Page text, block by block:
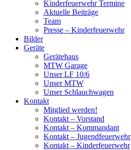
Kinderfeuerwehr Termine
Aktuelle Beiträge
Team
Presse – Kinderfeuerwehr
Bilder
Geräte
Gerätehaus
MTW Garage
Unser LF 10/6
Unser MTW
Unser Schlauchwagen
Kontakt
Mitglied werden!
Kontakt – Vorstand
Kontakt – Kommandant
Kontakt – Jugendfeuerwehr
Kontakt – Kinderfeuerwehr